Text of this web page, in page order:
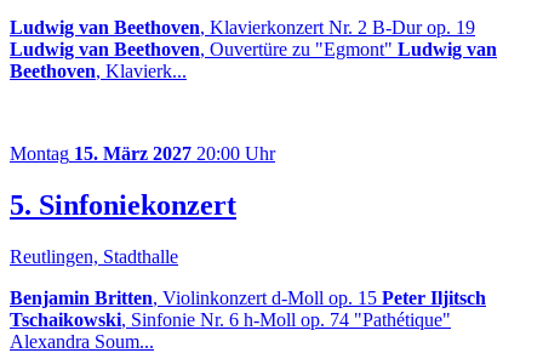
Ludwig van Beethoven, Klavierkonzert Nr. 2 B-Dur op. 19
Ludwig van Beethoven, Ouvertüre zu "Egmont" Ludwig van
Beethoven, Klavierk...
Montag 15. März 2027 20:00 Uhr
5. Sinfoniekonzert
Reutlingen, Stadthalle
Benjamin Britten, Violinkonzert d-Moll op. 15 Peter Iljitsch
Tschaikowski, Sinfonie Nr. 6 h-Moll op. 74 "Pathétique"
Alexandra Soum...